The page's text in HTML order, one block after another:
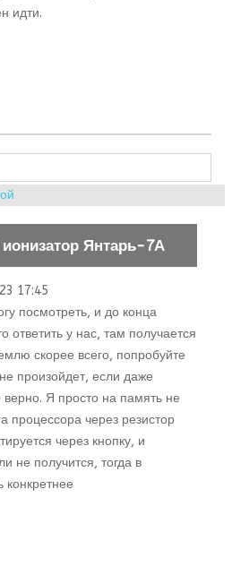
идти.
Янтарь-7А
17:45
посмотреть, и до конца
ответить у нас, там получается
скорее всего, попробуйте
произойдет, если даже
верно. Я просто на память не
процессора через резистор
через кнопку, и
не получится, тогда в
конкретнее